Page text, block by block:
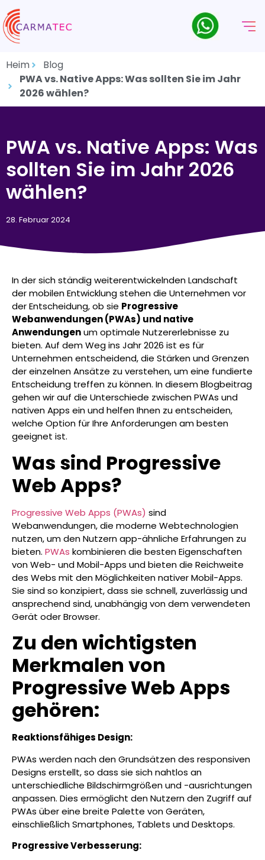
Heim
Blog
PWA vs. Native Apps: Was sollten Sie im Jahr
2026 wählen?
PWA vs. Native Apps: Was
sollten Sie im Jahr 2026
wählen?
28. Februar 2024
In der sich ständig weiterentwickelnden Landschaft
der mobilen Entwicklung stehen die Unternehmen vor
der Entscheidung, ob sie Progressive
Webanwendungen (PWAs) und native
Anwendungenum optimale Nutzererlebnisse zu
bieten. Auf dem Weg ins Jahr 2026 ist es für
Unternehmen entscheidend, die Stärken und Grenzen
der einzelnen Ansätze zu verstehen, um eine fundierte
Entscheidung treffen zu können. In diesem Blogbeitrag
gehen wir auf die Unterschiede zwischen PWAs und
nativen Apps ein und helfen Ihnen zu entscheiden,
welche Option für Ihre Anforderungen am besten
geeignet ist.
Was sind Progressive
Web Apps?
Progressive Web Apps (PWAs) sind
Webanwendungen, die moderne Webtechnologien
nutzen, um den Nutzern app-ähnliche Erfahrungen zu
bieten. PWAs kombinieren die besten Eigenschaften
von Web- und Mobil-Apps und bieten die Reichweite
des Webs mit den Möglichkeiten nativer Mobil-Apps.
Sie sind so konzipiert, dass sie schnell, zuverlässig und
ansprechend sind, unabhängig von dem verwendeten
Gerät oder Browser.
Zu den wichtigsten
Merkmalen von
Progressive Web Apps
gehören:
Reaktionsfähiges Design:
PWAs werden nach den Grundsätzen des responsiven
Designs erstellt, so dass sie sich nahtlos an
unterschiedliche Bildschirmgrößen und -ausrichtungen
anpassen. Dies ermöglicht den Nutzern den Zugriff auf
PWAs über eine breite Palette von Geräten,
einschließlich Smartphones, Tablets und Desktops.
Progressive Verbesserung: